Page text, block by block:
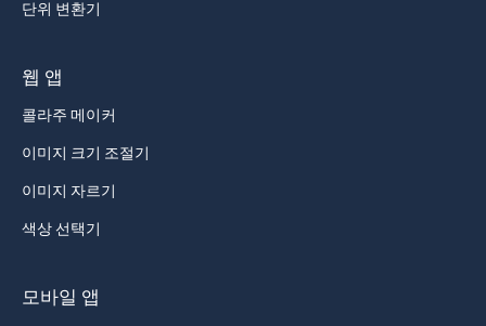
단위 변환기
웹 앱
콜라주 메이커
이미지 크기 조절기
이미지 자르기
색상 선택기
모바일 앱